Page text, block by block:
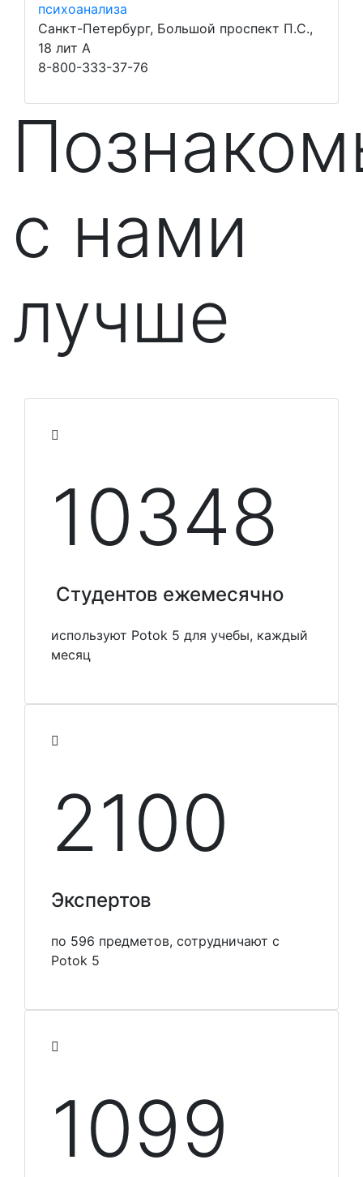
психоанализа
Санкт-Петербург, Большой проспект П.С.,
18 лит А
8-800-333-37-76
с нами
лучше
10348
Студентов ежемесячно
используют Potok 5 для учебы, каждый
месяц
2100
Экспертов
по 596 предметов, сотрудничают с
Potok 5
1099